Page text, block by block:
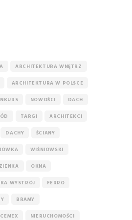
ARCHITEKTURA WNĘTRZ
ARCHITEKTURA W POLSCE
NOWOŚCI DACH
TARGI ARCHITEKCI
DACHY ŚCIANY
WIŚNIOWSKI
OKNA
WYSTRÓJ FERRO
BRAMY
CEMEX NIERUCHOMOŚCI